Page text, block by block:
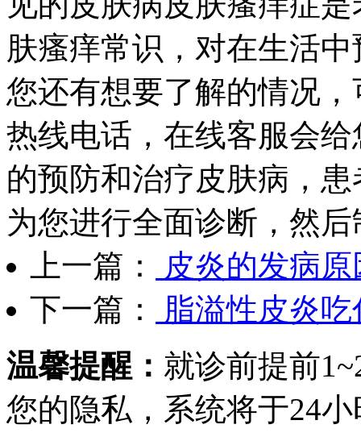
肤瘙痒常识，对在生活
您还有想要了解的情况
热线电话，在线客服会
的预防和治疗皮肤病，
为您进行全面诊断，然
上一篇：
皮炎的发病
下一篇：
脂溢性皮炎
温馨提醒： 就诊前提前
您的隐私，系统将于24